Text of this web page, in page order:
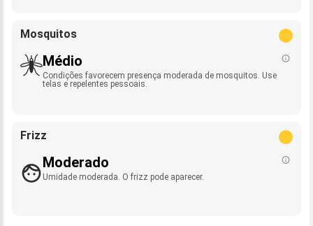
Mosquitos
Médio
Condições favorecem presença moderada de mosquitos. Use
telas e repelentes pessoais.
Frizz
Moderado
Umidade moderada. O frizz pode aparecer.